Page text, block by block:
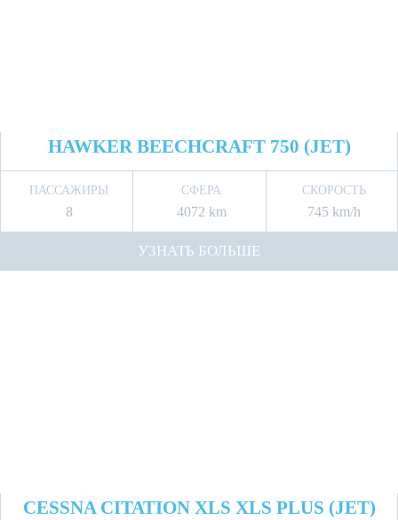
HAWKER BEECHCRAFT 750 (JET)
ПАССАЖИРЫ
8
СФЕРА
4072 km
СКОРОСТЬ
745 km/h
УЗНАТЬ БОЛЬШЕ
CESSNA CITATION XLS XLS PLUS (JET)